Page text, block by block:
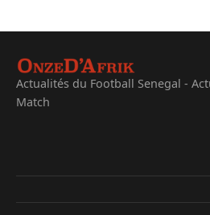
Actualités du Football Senegal -
Match